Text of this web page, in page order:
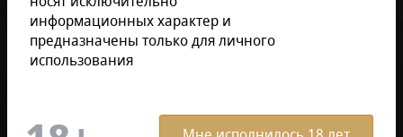
информационных характер и
предназначены только для личного
использования
КУБИНСКИЕ СИГАРЫ
COHIBA